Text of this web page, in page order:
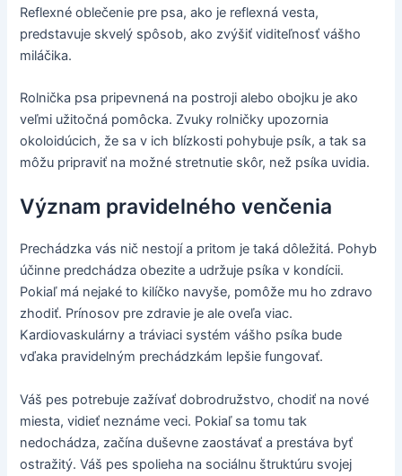
Reflexné oblečenie pre psa, ako je reflexná vesta,
predstavuje skvelý spôsob, ako zvýšiť viditeľnosť vášho
miláčika.
Rolnička psa pripevnená na postroji alebo obojku je ako
veľmi užitočná pomôcka. Zvuky rolničky upozornia
okoloidúcich, že sa v ich blízkosti pohybuje psík, a tak sa
môžu pripraviť na možné stretnutie skôr, než psíka uvidia.
Význam pravidelného venčenia
Prechádzka vás nič nestojí a pritom je taká dôležitá. Pohyb
účinne predchádza obezite a udržuje psíka v kondícii.
Pokiaľ má nejaké to kilíčko navyše, pomôže mu ho zdravo
zhodiť. Prínosov pre zdravie je ale oveľa viac.
Kardiovaskulárny a tráviaci systém vášho psíka bude
vďaka pravidelným prechádzkám lepšie fungovať.
Váš pes potrebuje zažívať dobrodružstvo, chodiť na nové
miesta, vidieť neznáme veci. Pokiaľ sa tomu tak
nedochádza, začína duševne zaostávať a prestáva byť
ostražitý. Váš pes spolieha na sociálnu štruktúru svojej